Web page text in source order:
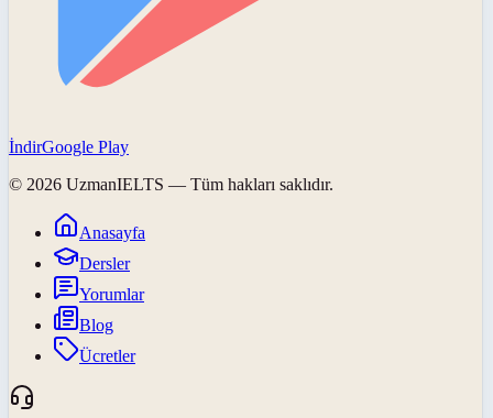
İndirGoogle Play
© 2026 UzmanIELTS — Tüm hakları saklıdır.
Anasayfa
Dersler
Yorumlar
Blog
Ücretler